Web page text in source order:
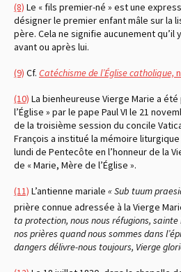
(8) Le « fils premier-né » est une
désigner le premier enfant mâle sur la
père. Cela ne signifie aucunement qu’il
avant ou après lui.
(9) Cf. Catéchisme de l’Église catholique,
(10) La bienheureuse Vierge Marie a
l’Église » par le pape Paul VI le 21
de la troisième session du concile
François a institué la mémoire
lundi de Pentecôte en l’honneur de la
de « Marie, Mère de l’Église ».
(11) L’antienne mariale « Sub tuum
prière connue adressée à la Vierge
ta protection, nous nous réfugions, sainte
nos prières quand nous sommes dans
dangers délivre-nous toujours, Vierge